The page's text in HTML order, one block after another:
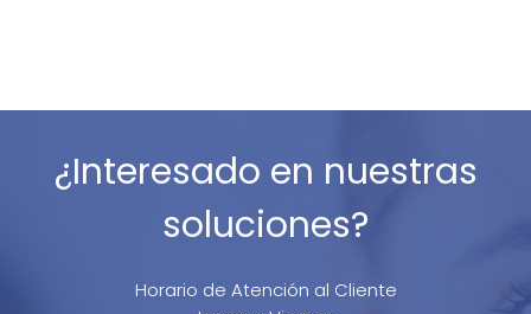
¿Interesado en nuestras
soluciones?
Horario de Atención al Cliente